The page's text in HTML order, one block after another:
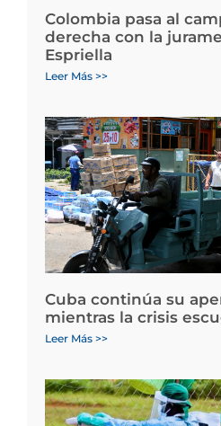
Colombia pasa al
derecha con la
Espriella
Leer Más >>
Cuba continúa su
mientras la crisis
Leer Más >>